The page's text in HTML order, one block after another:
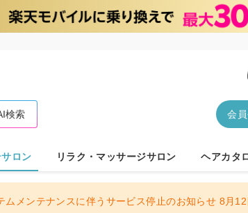
会
検索
ロン リラク・マッサージサロン ヘアカタ
ムメンテナンスに伴うサービス停止のお知らせ 8月